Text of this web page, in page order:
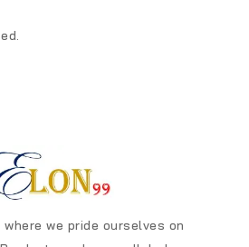
we pride ourselves on